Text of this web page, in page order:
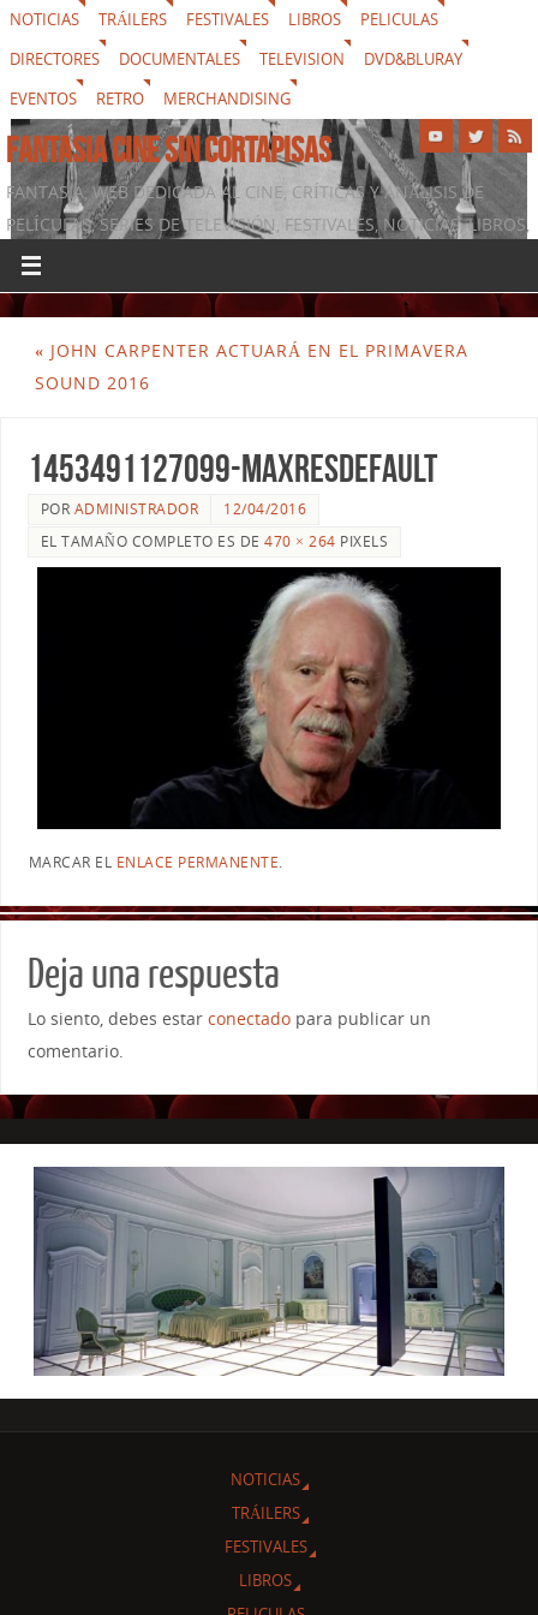
NOTICIAS TRÁILERS FESTIVALES LIBROS
PELICULAS
DIRECTORES
DOCUMENTALES TELEVISION
DVD&BLURAY
EVENTOS
RETRO MERCHANDISING
FANTASIA CINE SIN CORTAPISAS
FANTASIA, WEB DEDICADA AL CINE, CRÍTICAS Y ANÁLISIS DE
PELÍCULAS, SERIES DE TELEVISIÓN, FESTIVALES, NOTICIAS, LIBROS,
DVD & BLURAY, MERCHANDISING Y TODO LO QUE RODEA AL
SÉPTIMO ARTE
« JOHN CARPENTER ACTUARÁ EN EL PRIMAVERA
SOUND 2016
1453491127099-maxresdefault
POR ADMINISTRADOR
12/04/2016
EL TAMAÑO COMPLETO ES DE470 × 264 PIXELS
MARCAR EL ENLACE PERMANENTE.
Deja una respuesta
Lo siento, debes estar conectadopara publicar un
comentario.
NOTICIAS
TRÁILERS
FESTIVALES
LIBROS